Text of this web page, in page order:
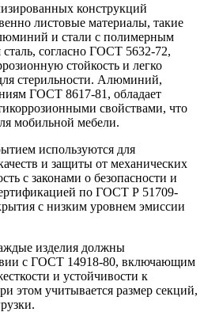
конструкций
листовые материалы, такие
и стали с полимерным
согласно ГОСТ 5632-72,
стойкость и легко
стерильности. Алюминий,
ГОСТ 8617-81, обладает
свойствами, что
мобильной мебели.
используются для
и защиты от механических
с законами о безопасности и
по ГОСТ Р 51709-
с низким уровнем эмиссии
изделия должны
с ГОСТ 14918-80, включающим
и устойчивости к
этом учитывается размер секций,